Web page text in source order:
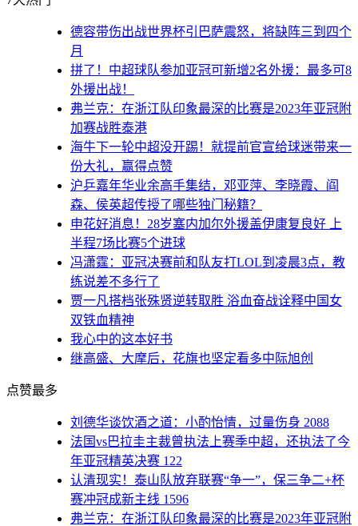
德容带伤出战世界杯引巴萨震怒，将缺阵三到四个
月
拼了！中超球队参加亚冠可新增2名外援：最多可8
外援出战！
弗兰克：在浙江队印象最深的比赛是2023年亚冠附
加赛战胜泰港
海牛下一轮中超没开踢！就提前官宣给球迷带来一
份大礼，赢得点赞
沪乒嘉年华业余高手集结，邓亚萍、李晓霞、阎
森、侯英超传授了哪些独门秘籍？
申花好消息！28岁塞内加尔外援盖伊康复良好 上
半程7场比赛5个进球
冯潇霆：亚冠决赛前和队友打LOL到凌晨3点，教
练说差不多行了
贾一凡搭档张殊贤逆转取胜 浴血奋战诠释中国女
双铁血精神
我心中的这本好书
继高盛、大摩后，花旗也坚定看多中际旭创
点赞最多
刘德华谈饮酒之道：小酌怡情，过量伤身 2088
法国vs巴拉圭主裁曾执法上赛季中超，还执法了今
年亚冠精英决赛 122
认清现实！泰山队放弃联赛“争一”，保三争二+杯
赛冲冠成新主线 1596
弗兰克：在浙江队印象最深的比赛是2023年亚冠附